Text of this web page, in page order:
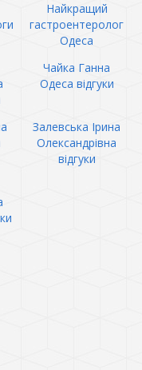
Найкращий
гастроентеролог
Одеса
Чайка Ганна
Одеса відгуки
Залевська Ірина
Олександрівна
відгуки